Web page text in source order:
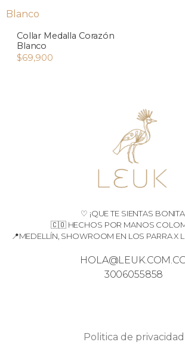
Collar Medalla Corazón
Blanco
$69,900
♡ ¡QUE TE SIENTAS
🇨🇴 HECHOS POR MANOS
📍MEDELLÍN, SHOWROOM EN LOS PARRA X
3006055858
Politica de privacidad